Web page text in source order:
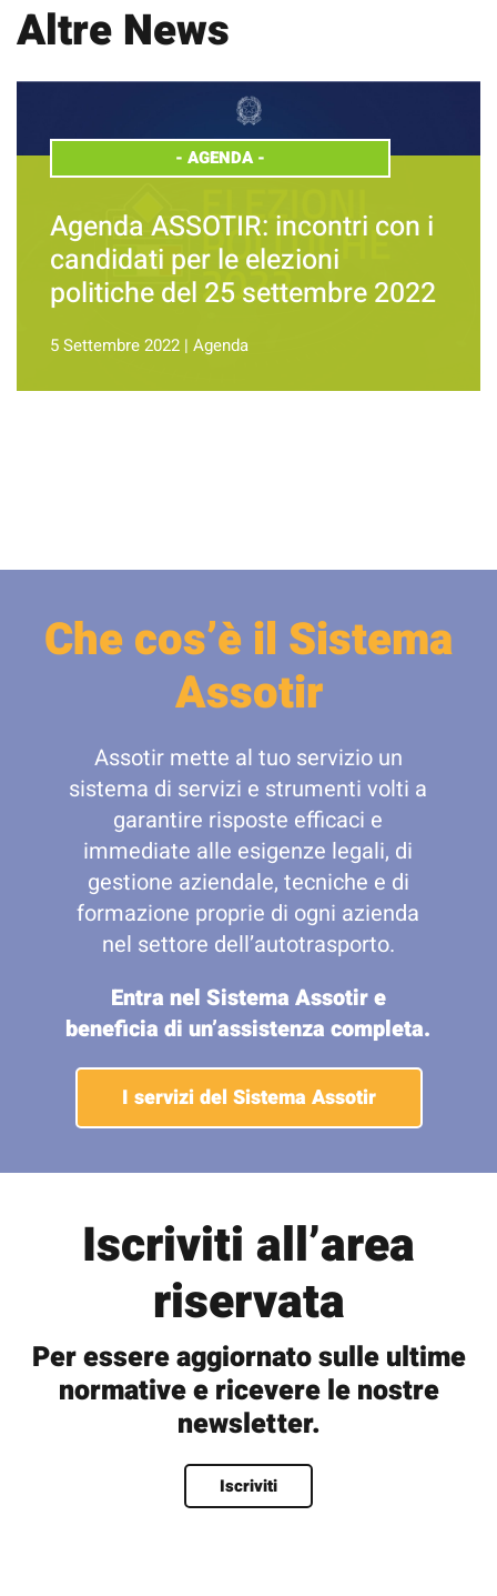
Altre News
- AGENDA-
Agenda ASSOTIR: incontri con i
candidati per le elezioni
politiche del 25 settembre 2022
5 Settembre 2022 | Agenda
Che cos’è il Sistema
Assotir
Assotir mette al tuo servizio un
sistema di servizi e strumenti volti a
garantire risposte efficaci e
immediate alle esigenze legali, di
gestione aziendale, tecniche e di
formazione proprie di ogni azienda
nel settore dell’autotrasporto.
Entra nel Sistema Assotir e
beneficia di un’assistenza completa.
I servizi del Sistema Assotir
Iscriviti all’area
riservata
Per essere aggiornato sulle ultime
normative e ricevere le nostre
newsletter.
Iscriviti
Nome*